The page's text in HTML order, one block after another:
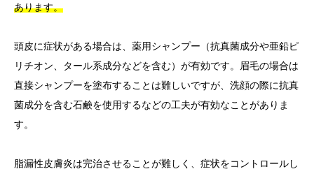
あります。
頭皮に症状がある場合は、薬用シャンプー（抗真菌成分や亜鉛ピ
リチオン、タール系成分などを含む）が有効です。眉毛の場合は
直接シャンプーを塗布することは難しいですが、洗顔の際に抗真
菌成分を含む石鹸を使用するなどの工夫が有効なことがありま
す。
脂漏性皮膚炎は完治させることが難しく、症状をコントロールし